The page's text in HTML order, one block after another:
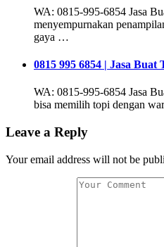
WA: 0815-995-6854 Jasa
menyempurnakan
gaya …
0815 995 6854 | Jasa Buat
WA: 0815-995-6854 Jasa
bisa memilih topi dengan
Leave a Reply
Your email address will not be